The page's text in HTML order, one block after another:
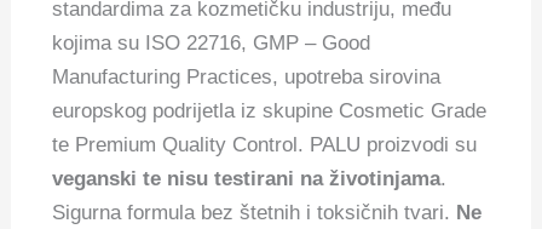
standardima za kozmetičku industriju, među
kojima su ISO 22716, GMP – Good
Manufacturing Practices, upotreba sirovina
europskog podrijetla iz skupine Cosmetic Grade
te Premium Quality Control. PALU proizvodi su
veganski te nisu testirani na životinjama.
Sigurna formula bez štetnih i toksičnih tvari. Ne